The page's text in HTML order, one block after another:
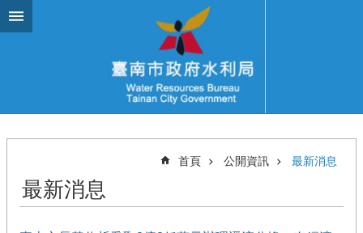
跳到主要內容區塊
首頁 公開資訊 最新消息
最新消息